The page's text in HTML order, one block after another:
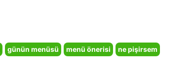
günün menüsü menü önerisi
ne pişirsem